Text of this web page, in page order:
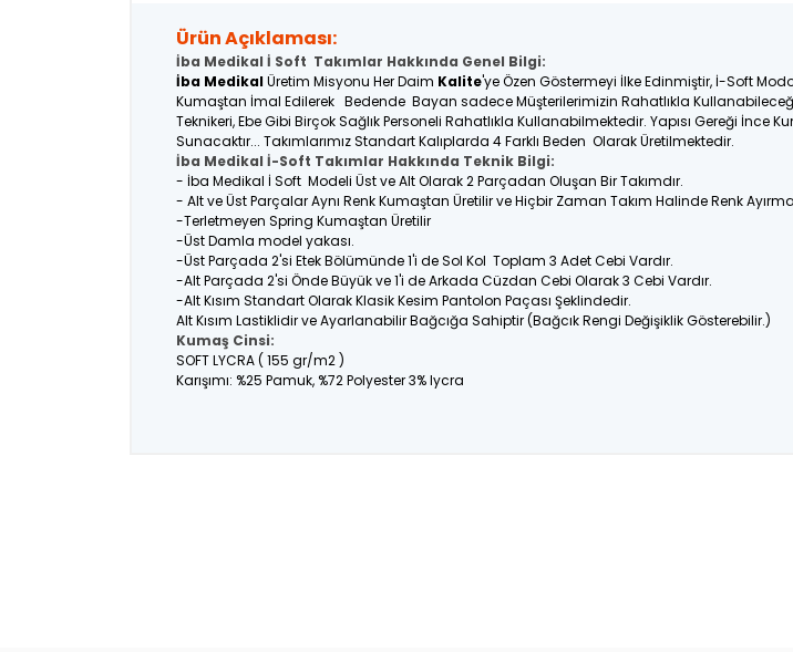
Ürün Açıklaması:
İba Medikal İ Soft Takımlar Hakkında Genel Bilgi:
İba MedikalÜretim Misyonu Her Daim Kalite'ye Özen Göstermeyi İlke Edinmiştir, İ-Soft
Kumaştan İmal Edilerek Bedende Bayan sadece Müşterilerimizin Rahatlıkla Kullanabileceği
Teknikeri, Ebe Gibi Birçok Sağlık Personeli Rahatlıkla Kullanabilmektedir. Yapısı Gereği İnce
Sunacaktır... Takımlarımız Standart Kalıplarda 4 Farklı Beden Olarak Üretilmektedir.
İba Medikal İ-Soft Takımlar Hakkında Teknik Bilgi:
- İba Medikal İ Soft Modeli Üst ve Alt Olarak 2 Parçadan Oluşan Bir Takımdır.
- Alt ve Üst Parçalar Aynı Renk Kumaştan Üretilir ve Hiçbir Zaman Takım Halinde Renk
-Terletmeyen Spring Kumaştan Üretilir
-Üst Damla model yakası.
-Üst Parçada 2'si Etek Bölümünde 1'i de Sol Kol Toplam 3 Adet Cebi Vardır.
-Alt Parçada 2'si Önde Büyük ve 1'i de Arkada Cüzdan Cebi Olarak 3 Cebi Vardır.
-Alt Kısım Standart Olarak Klasik Kesim Pantolon Paçası Şeklindedir.
Alt Kısım Lastiklidir ve Ayarlanabilir Bağcığa Sahiptir (Bağcık Rengi Değişiklik Gösterebilir.)
Kumaş Cinsi:
SOFT LYCRA ( 155 gr/m2 )
Karışımı: %25 Pamuk, %72 Polyester 3% lycra